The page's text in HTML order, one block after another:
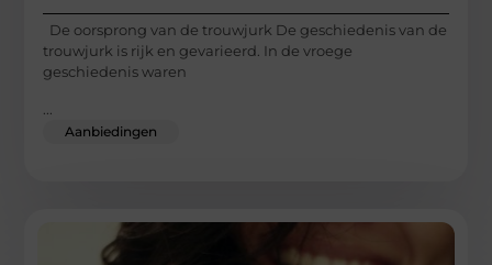
De oorsprong van de trouwjurk De geschiedenis van de
trouwjurk is rijk en gevarieerd. In de vroege
geschiedenis waren
Aanbiedingen